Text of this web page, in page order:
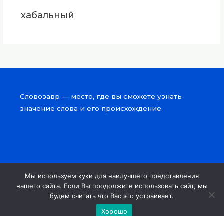
хабальный
Словозавр — место, где вы сможете узнать
значение слова и его происхождение.
Copyright © 2026 Словозавр
Powered by Словозавр
Мы используем куки для наилучшего представления
нашего сайта. Если Вы продолжите использовать сайт, мы
будем считать что Вас это устраивает.
Хорошо